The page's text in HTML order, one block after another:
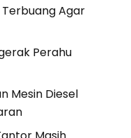
Terbuang Agar
Perahu
Mesin Diesel